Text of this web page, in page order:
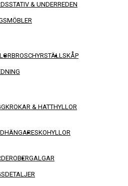
& UNDERREDEN
BROSCHYRSTÄLLSKÅP
& HATTHYLLOR
SKOHYLLOR
GALGAR